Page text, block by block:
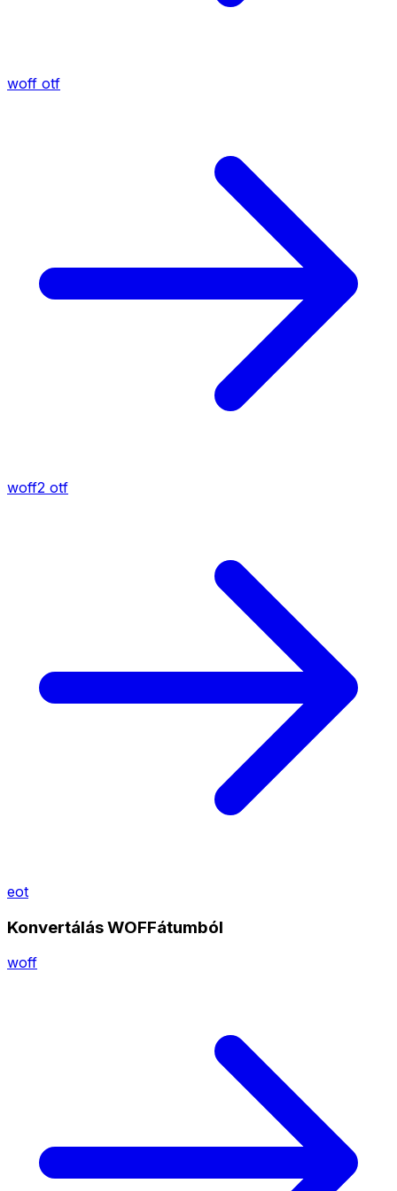
woff otf
woff2 otf
eot
Konvertálás WOFFátumból
woff